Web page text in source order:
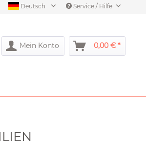
Deutsch Service / Hilfe
Mein Konto 0,00 € *